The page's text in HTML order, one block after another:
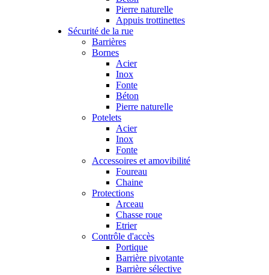
Pierre naturelle
Appuis trottinettes
Sécurité de la rue
Barrières
Bornes
Acier
Inox
Fonte
Béton
Pierre naturelle
Potelets
Acier
Inox
Fonte
Accessoires et amovibilité
Foureau
Chaine
Protections
Arceau
Chasse roue
Etrier
Contrôle d'accès
Portique
Barrière pivotante
Barrière sélective